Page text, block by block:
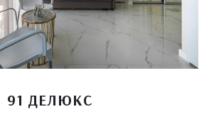
91 ДЕЛЮКС